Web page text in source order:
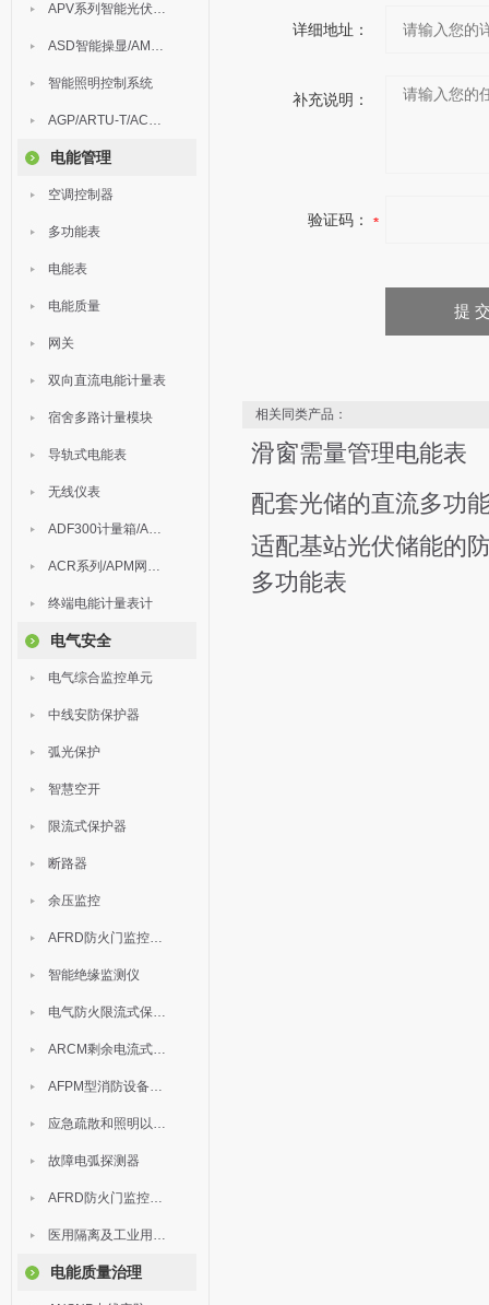
APV系列智能光伏汇流箱
ASD智能操显/AM中压保护
智能照明控制系统
AGP/ARTU-T/ACM/ADDC
电能管理
空调控制器
多功能表
电能表
电能质量
网关
双向直流电能计量表
宿舍多路计量模块
导轨式电能表
无线仪表
ADF300计量箱/AEW无线计量
ACR系列/APM网络电力仪表
终端电能计量表计
电气安全
电气综合监控单元
中线安防保护器
弧光保护
智慧空开
限流式保护器
断路器
余压监控
AFRD防火门监控模块
智能绝缘监测仪
电气防火限流式保护器
ARCM剩余电流式电气火灾监控装置
AFPM型消防设备电源监控系统
应急疏散和照明以及灯具
故障电弧探测器
AFRD防火门监控系统
医用隔离及工业用电绝缘检测
电能质量治理
详细地址：
补充说明：
验证码：
相关同类产品：
滑窗需量管理电能表
配套光储的直流多功
适配基站光伏储能的
多功能表